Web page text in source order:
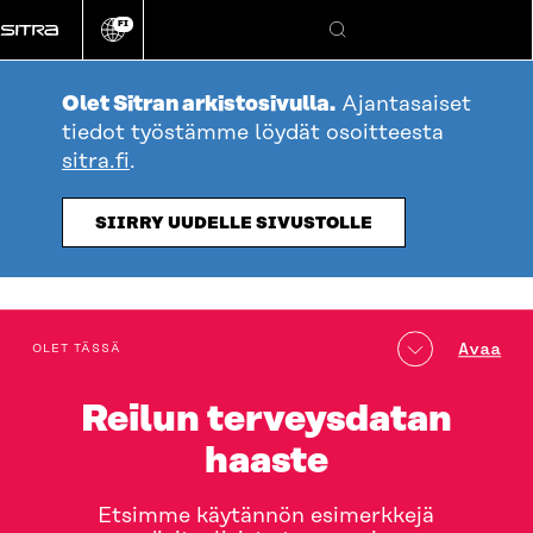
suoraan
sisältöön
Vaihda
kieli
FI
Hae
Olet Sitran arkistosivulla. Ajantasaiset
tiedot työstämme löydät osoitteesta
sitra.fi.
SIIRRY UUDELLE SIVUSTOLLE
Reilun terveysdatan
haaste
Etsimme käytännön esimerkkejä
table_of_contents
OLET TÄSSÄ Avaa